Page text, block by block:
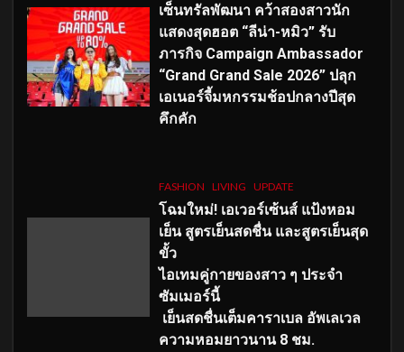
เซ็นทรัลพัฒนา คว้าสองสาวนัก
แสดงสุดฮอต “ลีน่า-หมิว” รับ
ภารกิจ Campaign Ambassador
“Grand Grand Sale 2026” ปลุก
เอเนอร์จี้มหกรรมช้อปกลางปีสุด
คึกคัก
FASHION LIVING UPDATE
โฉมใหม่! เอเวอร์เซ้นส์ แป้งหอม
เย็น สูตรเย็นสดชื่น และสูตรเย็นสุด
ขั้ว
ไอเทมคู่กายของสาว ๆ ประจำ
ซัมเมอร์นี้
เย็นสดชื่นเต็มคาราเบล อัพเลเวล
ความหอมยาวนาน 8 ชม.